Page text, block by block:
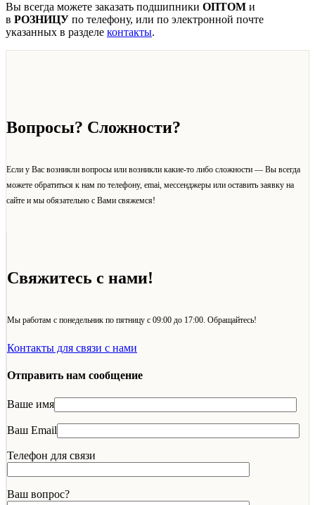
Вы всегда можете заказать подшипники ОПТОМ и
в РОЗНИЦУ по телефону, или по электронной почте
указанных в разделе контакты.
Вопросы? Сложности?
Если у Вас возникли вопросы или возникли какие-то либо сложности — Вы всегда
можете обратиться к нам по телефону, emai, мессенджеры или оставить заявку на
сайте и мы обязательно с Вами свяжемся!
Свяжитесь с нами!
Мы работам с понедельник по пятницу с 09:00 до 17:00. Обращайтесь!
Контакты для связи с нами
Отправить нам сообщение
Ваше имя
Ваш Email
Телефон для связи
Ваш вопрос?